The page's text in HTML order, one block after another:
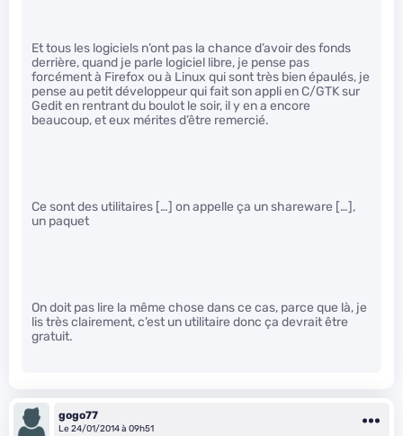
Et tous les logiciels n’ont pas la chance d’avoir des fonds
derrière, quand je parle logiciel libre, je pense pas
forcément à Firefox ou à Linux qui sont très bien épaulés, je
pense au petit développeur qui fait son appli en C/GTK sur
Gedit en rentrant du boulot le soir, il y en a encore
beaucoup, et eux mérites d’être remercié.
Ce sont des utilitaires […] on appelle ça un shareware […],
un paquet
On doit pas lire la même chose dans ce cas, parce que là, je
lis très clairement, c’est un utilitaire donc ça devrait être
gratuit.
gogo77
Le 24/01/2014 à 09h51